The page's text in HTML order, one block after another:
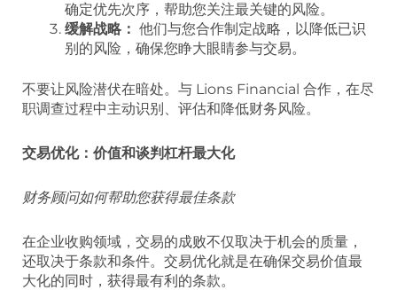
确定优先次序，帮助您关注最关键的风险。
缓解战略： 他们与您合作制定战略，以降低已识
别的风险，确保您睁大眼睛参与交易。
不要让风险潜伏在暗处。与 Lions Financial 合作，在尽
职调查过程中主动识别、评估和降低财务风险。
交易优化：价值和谈判杠杆最大化
财务顾问如何帮助您获得最佳条款
在企业收购领域，交易的成败不仅取决于机会的质量，
还取决于条款和条件。交易优化就是在确保交易价值最
大化的同时，获得最有利的条款。